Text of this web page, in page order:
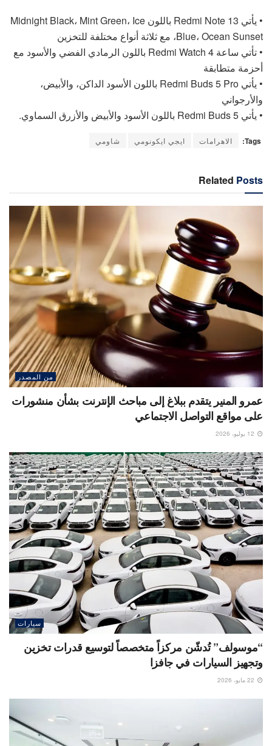
• يأتي Redmi Note 13 باللون Midnight Black، Mint Green، Ice
Blue، Ocean Sunset، مع ثلاثة أنواع مختلفة للتخزين
• تأتي ساعة Redmi Watch 4 باللون الرمادي الفضي والأسود مع
أحزمة متطابقة
• يأتي Redmi Buds 5 Pro باللون الأسود الداكن، والأبيض،
والأرجواني
• يأتي Redmi Buds 5 باللون الأسود والأبيض والأزرق السماوي.
Tags: الاهرامات ايجي ايكونومي شاومي
Related Posts
من المصدر
عمرو المنير يتقدم ببلاغ إلى مباحث الإنترنت بشأن منشورات
على مواقع التواصل الاجتماعي
سيارات
“موسولف” تُدشّن مركزاً متخصصاً لتوسيع قدرات تخزين
وتجهيز السيارات في جافزا